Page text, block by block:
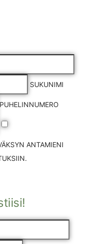
SUKUNIMI
PUHELINNUMERO
ANTAMIENI